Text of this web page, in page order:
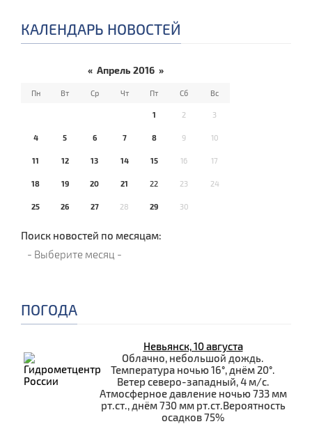
КАЛЕНДАРЬ НОВОСТЕЙ
« Апрель 2016 »
Пн Вт Ср Чт Пт Сб Вс
1 2 3
4 5 6 7 8 9 10
11 12 13 14 15 16 17
18 19 20 21 22 23 24
25 26 27 28 29 30
Поиск новостей по месяцам:
ПОГОДА
Невьянск, 10 августа
Облачно, небольшой дождь.
Температура ночью 16°, днём 20°.
Ветер северо-западный, 4 м/с.
Атмосферное давление ночью 733 мм
рт.ст., днём 730 мм рт.ст.Вероятность
осадков 75%